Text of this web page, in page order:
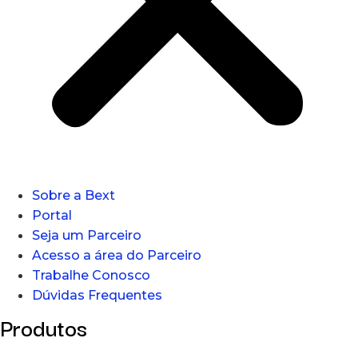
Sobre a Bext
Portal
Seja um Parceiro
Acesso a área do Parceiro
Trabalhe Conosco
Dúvidas Frequentes
Produtos